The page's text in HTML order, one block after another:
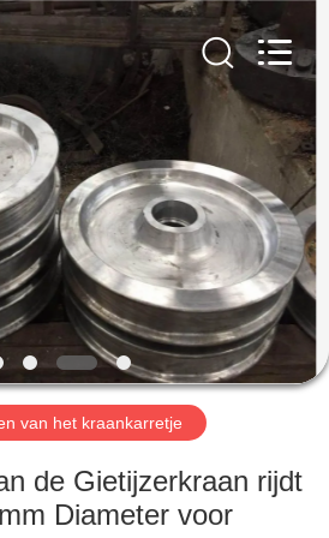
van het kraankarretje
de Gietijzerkraan rijdt
Diameter voor